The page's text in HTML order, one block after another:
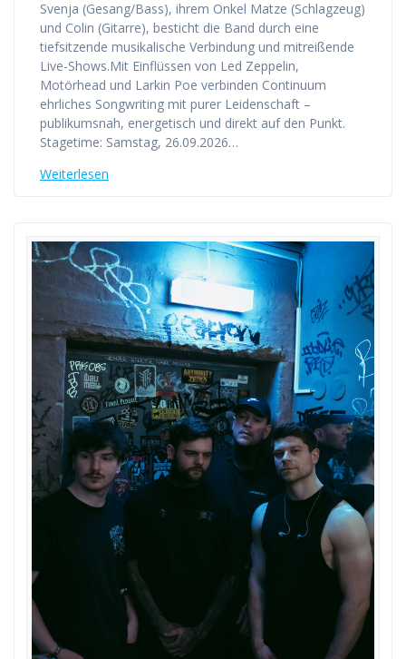
Svenja (Gesang/Bass), ihrem Onkel Matze (Schlagzeug)
und Colin (Gitarre), besticht die Band durch eine
tiefsitzende musikalische Verbindung und mitreißende
Live-Shows.Mit Einflüssen von Led Zeppelin,
Motörhead und Larkin Poe verbinden Continuum
ehrliches Songwriting mit purer Leidenschaft –
publikumsnah, energetisch und direkt auf den Punkt.
Stagetime: Samstag, 26.09.2026…
Weiterlesen